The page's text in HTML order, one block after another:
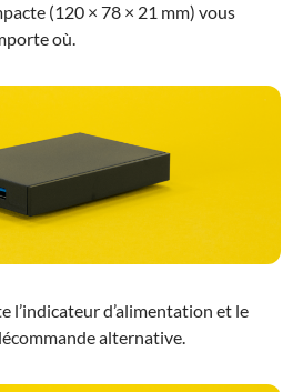
(120 × 78 × 21 mm) vous
où.
l’indicateur d’alimentation et le
alternative.